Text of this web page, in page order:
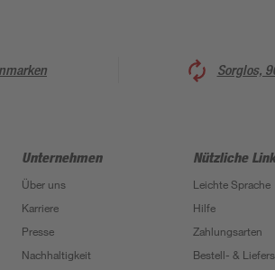
Sorglos,
Unternehmen
Über uns
Karriere
Presse
Nachhaltigkeit
Nützliche
Leichte Sprache
Hilfe
Zahlungsarten
Bestell- &